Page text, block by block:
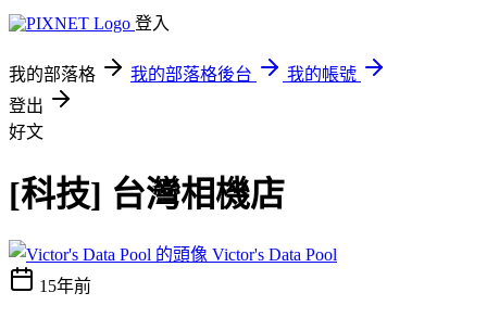
登入
我的部落格 我的部落格後台
我的帳號
登出
好文
[科技] 台灣相機店
Victor's Data Pool
15年前